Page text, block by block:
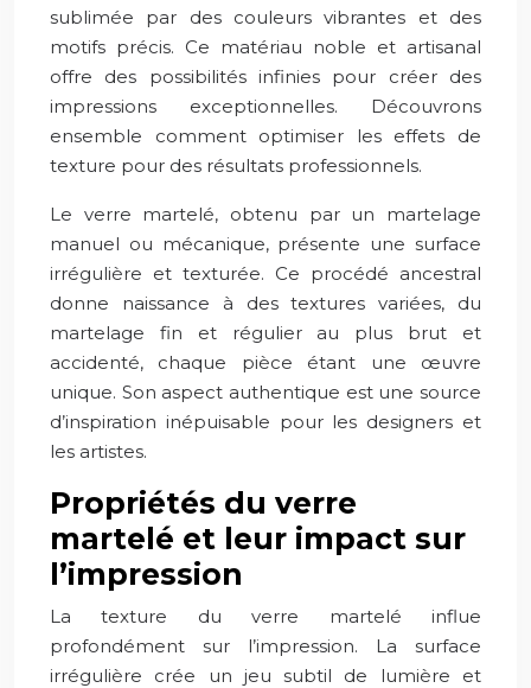
sublimée par des couleurs vibrantes et des
motifs précis. Ce matériau noble et artisanal
offre des possibilités infinies pour créer des
impressions exceptionnelles. Découvrons
ensemble comment optimiser les effets de
texture pour des résultats professionnels.
Le verre martelé, obtenu par un martelage
manuel ou mécanique, présente une surface
irrégulière et texturée. Ce procédé ancestral
donne naissance à des textures variées, du
martelage fin et régulier au plus brut et
accidenté, chaque pièce étant une œuvre
unique. Son aspect authentique est une source
d’inspiration inépuisable pour les designers et
les artistes.
Propriétés du verre
martelé et leur impact sur
l’impression
La texture du verre martelé influe
profondément sur l’impression. La surface
irrégulière crée un jeu subtil de lumière et